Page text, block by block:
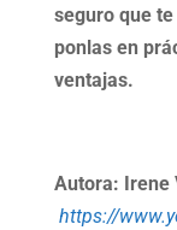
seguro que
ponlas en
ventajas.
Autora: Irene
https://